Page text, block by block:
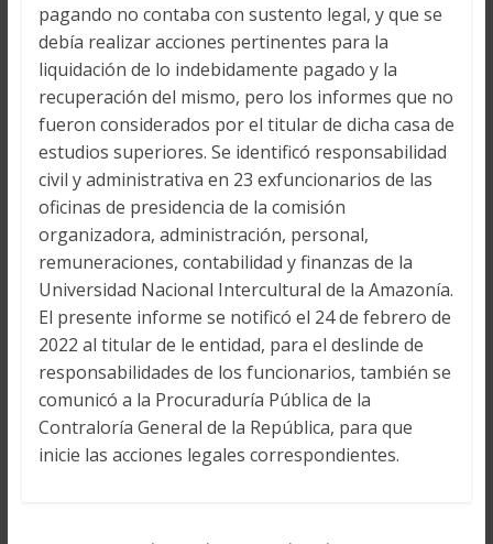
pagando no contaba con sustento legal, y que se
debía realizar acciones pertinentes para la
liquidación de lo indebidamente pagado y la
recuperación del mismo, pero los informes que no
fueron considerados por el titular de dicha casa de
estudios superiores. Se identificó responsabilidad
civil y administrativa en 23 exfuncionarios de las
oficinas de presidencia de la comisión
organizadora, administración, personal,
remuneraciones, contabilidad y finanzas de la
Universidad Nacional Intercultural de la Amazonía.
El presente informe se notificó el 24 de febrero de
2022 al titular de le entidad, para el deslinde de
responsabilidades de los funcionarios, también se
comunicó a la Procuraduría Pública de la
Contraloría General de la República, para que
inicie las acciones legales correspondientes.